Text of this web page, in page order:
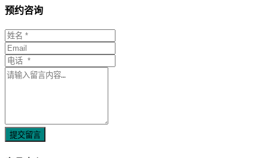
预约咨询
提交留言